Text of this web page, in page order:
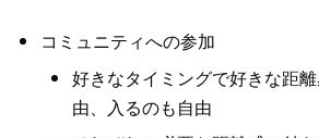
コミュニティへの参加
好きなタイミングで好きな距
由、入るのも自由